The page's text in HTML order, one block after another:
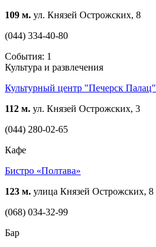
109 м. ул. Князей Острожских, 8
(044) 334-40-80
События: 1
Культура и развлечения
Культурный центр "Печерск Палац"
112 м. ул. Князей Острожских, 3
(044) 280-02-65
Кафе
Бистро «Полтава»
123 м. улица Князей Острожских, 8
(068) 034-32-99
Бар